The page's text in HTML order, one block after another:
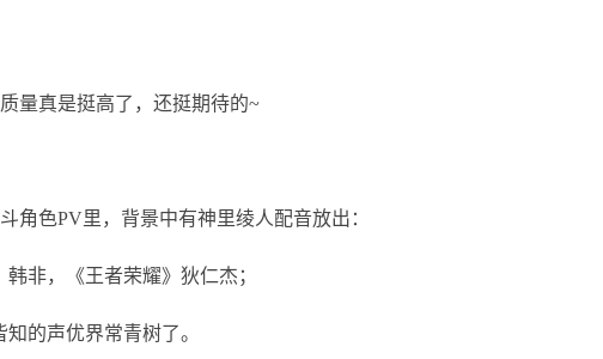
量真是挺高了，还挺期待的~
角色PV里，背景中有神里绫人配音放出：
非，《王者荣耀》狄仁杰；
的声优界常青树了。